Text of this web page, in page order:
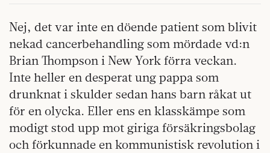
Nej, det var inte en döende patient som blivit
nekad cancerbehandling som mördade vd:n
Brian Thompson i New York förra veckan.
Inte heller en desperat ung pappa som
drunknat i skulder sedan hans barn råkat ut
för en olycka. Eller ens en klasskämpe som
modigt stod upp mot giriga försäkringsbolag
och förkunnade en kommunistisk revolution i